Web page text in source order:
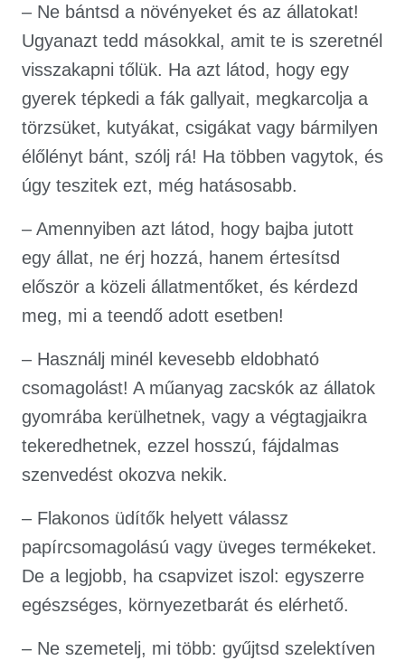
– Ne bántsd a növényeket és az állatokat!
Ugyanazt tedd másokkal, amit te is szeretnél
visszakapni tőlük. Ha azt látod, hogy egy
gyerek tépkedi a fák gallyait, megkarcolja a
törzsüket, kutyákat, csigákat vagy bármilyen
élőlényt bánt, szólj rá! Ha többen vagytok, és
úgy teszitek ezt, még hatásosabb.
– Amennyiben azt látod, hogy bajba jutott
egy állat, ne érj hozzá, hanem értesítsd
először a közeli állatmentőket, és kérdezd
meg, mi a teendő adott esetben!
– Használj minél kevesebb eldobható
csomagolást! A műanyag zacskók az állatok
gyomrába kerülhetnek, vagy a végtagjaikra
tekeredhetnek, ezzel hosszú, fájdalmas
szenvedést okozva nekik.
– Flakonos üdítők helyett válassz
papírcsomagolású vagy üveges termékeket.
De a legjobb, ha csapvizet iszol: egyszerre
egészséges, környezetbarát és elérhető.
– Ne szemetelj, mi több: gyűjtsd szelektíven